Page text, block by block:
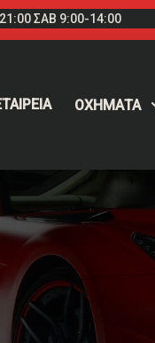
ΣΑΒ 9:00-14:00
ΟΧΉΜΑΤΑ